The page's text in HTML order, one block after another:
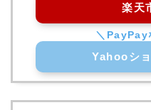
楽天
Yahooシ